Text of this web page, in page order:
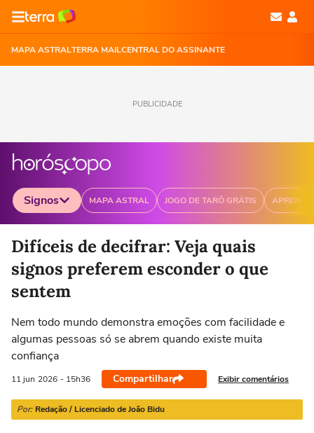
MAPA ASTRALTERRA MAILCENTRAL DO ASSINANTE
PUBLICIDADE
Signos MAPA ASTRAL JOGO DE TARÔ GRÁTIS
Selecione o signo para ver as notícias
Áries
21/03 a 20/04 21/04 a 20/05 21/05 a 20/06 21/06 a 21/07
Difíceis de decifrar: Veja quais
signos preferem esconder o que
sentem
Nem todo mundo demonstra emoções com facilidade e
algumas pessoas só se abrem quando existe muita
confiança
11 jun 2026 - 15h36 Compartilhar Exibir comentários
Por: Redação / Licenciado de João Bidu